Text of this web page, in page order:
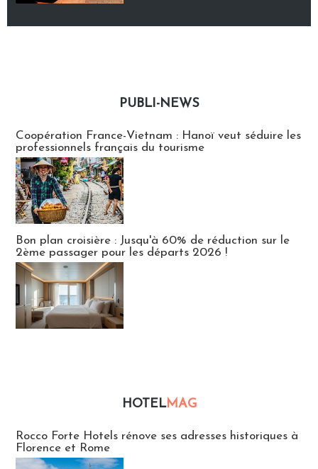
PUBLI-NEWS
Coopération France-Vietnam : Hanoï veut séduire les
professionnels français du tourisme
Bon plan croisière : Jusqu'à 60% de réduction sur le
2ème passager pour les départs 2026 !
HOTELMAG
Rocco Forte Hotels rénove ses adresses historiques à
Florence et Rome